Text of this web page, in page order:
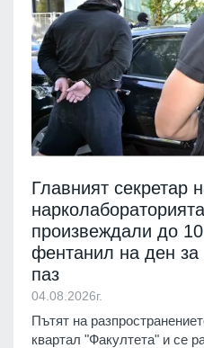
Главният секретар
произвеждали до
фентанил на ден за
паз
04.08.2026г.
Пътят на
квартал "Факултета" и се